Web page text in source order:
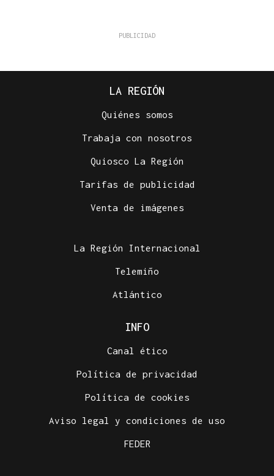
LA REGIÓN
Quiénes somos
Trabaja con nosotros
Quiosco La Región
Tarifas de publicidad
Venta de imágenes
La Región Internacional
Telemiño
Atlántico
INFO
Canal ético
Política de privacidad
Política de cookies
Aviso legal y condiciones de uso
FEDER